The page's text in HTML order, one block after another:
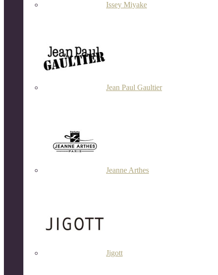
Issey Miyake
Jean Paul Gaultier
Jeanne Arthes
Jigott